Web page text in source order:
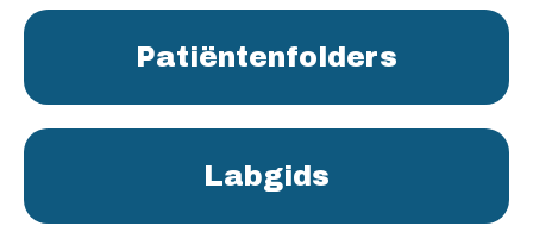
Patiëntenfolders
Labgids